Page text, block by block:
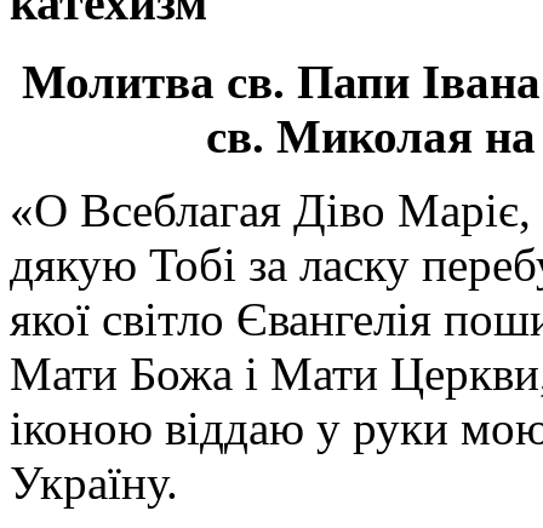
Молитва св. Папи
св. Миколая на
«О Всеблагая Діво
дякую Тобі за ласку
якої світло Євангелія
Мати Божа і Мати
іконою віддаю у руки
Україну.